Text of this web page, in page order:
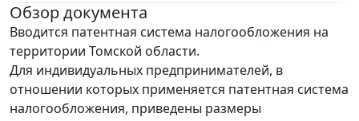
Обзор документа
Вводится патентная система налогообложения на
территории Томской области.
Для индивидуальных предпринимателей, в
отношении которых применяется патентная система
налогообложения, приведены размеры